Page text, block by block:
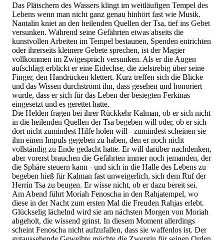
Das Plätschern des Wassers klingt im weitläufigen Tempel des
Lebens wenn man nicht ganz genau hinhört fast wie Musik.
Nantalin kniet an den heilenden Quellen der Tsa, tief ins Gebet
versunken. Während seine Gefährten etwas abseits die
kunstvollen Arbeiten im Tempel bestaunen, Spenden entrichten
oder ihrerseits kleinere Gebete sprechen, ist der Magier
vollkommen im Zwigespräch versunken. Als er die Augen
aufschlägt erblickt er eine Eidechse, die zielstrebig über seine
Finger, den Handrücken klettert. Kurz treffen sich die Blicke
und das Wissen durchströmt ihn, dass gesehen und honoriert
wurde, dass er sich für das Leben der besiegten Ferkinas
eingesetzt und es gerettet hatte.
Die Helden fragen bei ihrer Rückkehr Kalman, ob er sich nicht
in die heilenden Quellen der Tsa begeben will oder, ob er sich
dort nicht zumindest Hilfe holen will - zumindest scheinen sie
ihm einen Impuls gegeben zu haben, den er noch nicht
vollständig zu Ende gedacht hatte. Er will darüber nachdenken,
aber vorerst brauchen die Gefährten immer noch jemanden, der
die Sphäre steuern kann - und sich in die Halle des Lebens zu
begeben hieß für Kalman fast unweigerlich, sich dem Ruf der
Herrin Tsa zu beugen. Er wisse nicht, ob er dazu bereit sei.
Am Abend führt Moriah Fenoscha in den Rahjatempel, wo
diese in der Nacht zum ersten Mal die Freuden Rahjas erlebt.
Glückselig lächelnd wird sie am nächsten Morgen von Moriah
abgeholt, die wissend grinst. In diesem Moment allerdings
scheint Fenoscha nicht aufzufallen, dass sie waffenlos ist. Der